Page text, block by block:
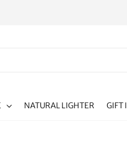
NATURAL LIGHTER GIFT